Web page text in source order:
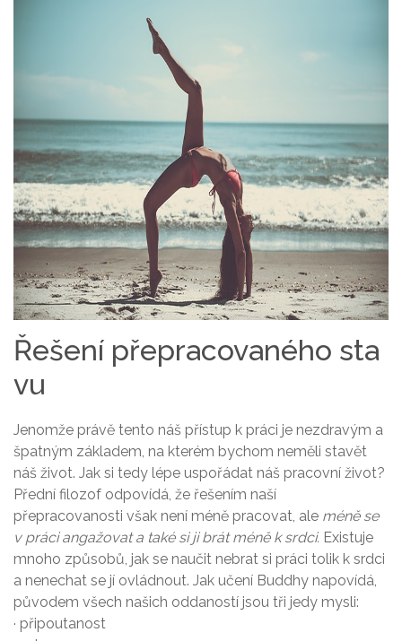
Řešení přepracovaného sta
vu
Jenomže právě tento náš přístup k práci je nezdravým a
špatným základem, na kterém bychom neměli stavět
náš život. Jak si tedy lépe uspořádat náš pracovní život?
Přední filozof odpovídá, že řešením naší
přepracovanosti však není méně pracovat, ale méně se
v práci angažovat a také si ji brát méně k srdci. Existuje
mnoho způsobů, jak se naučit nebrat si práci tolik k srdci
a nenechat se jí ovládnout. Jak učení Buddhy napovídá,
původem všech našich oddaností jsou tři jedy mysli:
· připoutanost